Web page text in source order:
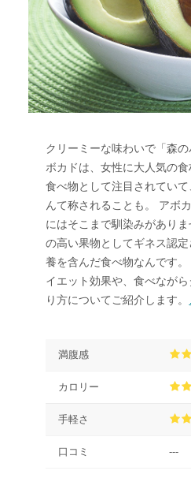
クリーミーな味わいで「森
ボカドは、女性に大人気の
食べ物として注目されてい
んて称されることも。 アボ
にはそこまで馴染みがあり
の高い果物としてギネス認
養を含んだ食べ物なんです
イエット効果や、食べなが
り方についてご紹介します。
満腹感
カロリー
手軽さ
口コミ ---